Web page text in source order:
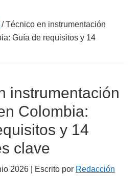
/Técnico en instrumentación
Guía de requisitos y 14
instrumentación
Colombia:
y 14
clave
2026 | Escrito por Redacción